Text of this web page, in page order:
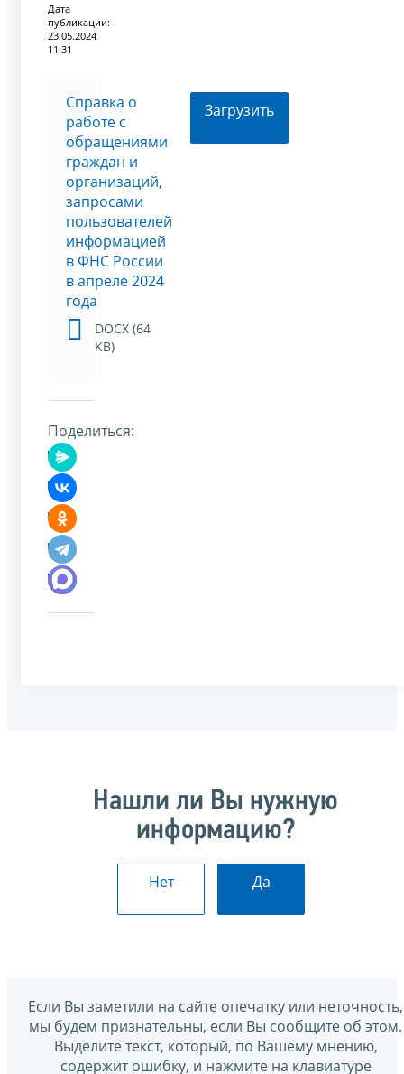
Дата
публикации:
23.05.2024
11:31
Справка о
работе с
обращениями
граждан и
организаций,
запросами
пользователей
информацией
в ФНС России
в апреле 2024
года
DOCX (64
KB)
Загрузить
Поделиться:
Нашли ли Вы нужную
информацию?
Нет Да
Если Вы заметили на сайте опечатку или неточность,
мы будем признательны, если Вы сообщите об этом.
Выделите текст, который, по Вашему мнению,
содержит ошибку, и нажмите на клавиатуре